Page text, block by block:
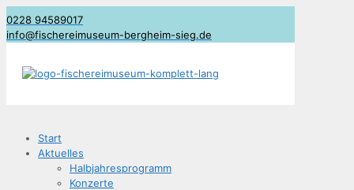
0228 94589017
info@fischereimuseum-bergheim-sieg.de
Start
Aktu­el­les
Halb­jah­res­pro­gramm
Kon­zer­te